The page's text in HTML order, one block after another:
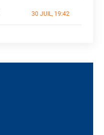
30 JUIL, 19:42